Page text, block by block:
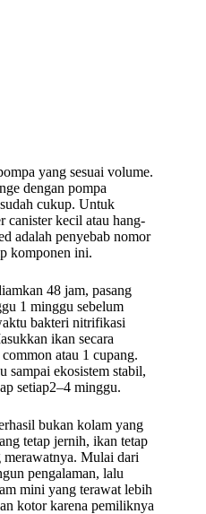
yang sesuai volume.
dengan pompa
cukup. Untuk
canister kecil atau hang-
adalah penyebab nomor
komponen ini.
48 jam, pasang
1 minggu sebelum
bakteri nitrifikasi
ikan secara
atau 1 cupang.
sampai ekosistem stabil,
setiap2–4 minggu.
bukan kolam yang
tetap jernih, ikan tetap
merawatnya. Mulai dari
pengalaman, lalu
mini yang terawat lebih
kotor karena pemiliknya